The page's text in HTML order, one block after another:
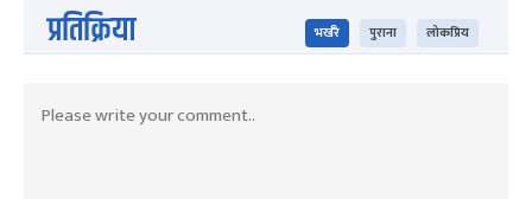
प्रतिक्रिया भर्खरै पुराना लोकप्रिय